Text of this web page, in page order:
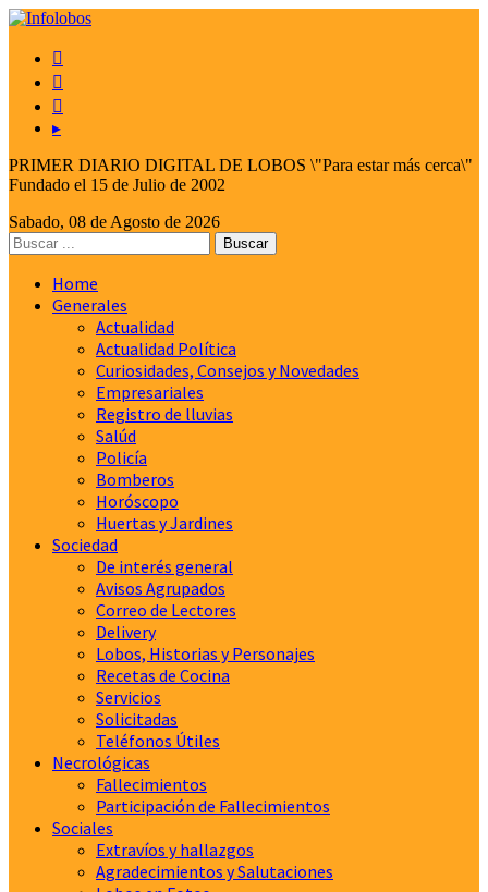



▸
PRIMER DIARIO DIGITAL DE LOBOS \"Para estar más cerca\"
Fundado el 15 de Julio de 2002
Sabado, 08 de Agosto de 2026
Home
Generales
Actualidad
Actualidad Política
Curiosidades, Consejos y Novedades
Empresariales
Registro de lluvias
Salúd
Policía
Bomberos
Horóscopo
Huertas y Jardines
Sociedad
De interés general
Avisos Agrupados
Correo de Lectores
Delivery
Lobos, Historias y Personajes
Recetas de Cocina
Servicios
Solicitadas
Teléfonos Útiles
Necrológicas
Fallecimientos
Participación de Fallecimientos
Sociales
Extravíos y hallazgos
Agradecimientos y Salutaciones